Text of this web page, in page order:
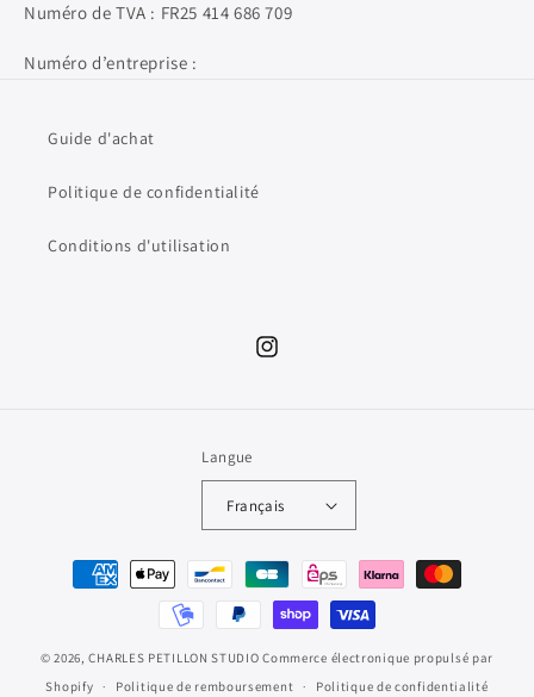
Numéro de TVA : FR25 414 686 709
Numéro d’entreprise :
Guide d'achat
Politique de confidentialité
Conditions d'utilisation
Instagram
Langue
Français
Moyens
© 2026,CHARLES PETILLON STUDIO Commerce électronique propulsé par
Shopify
Politique de remboursement Politique de confidentialité